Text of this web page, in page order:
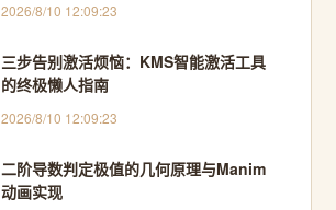
2026/8/10 12:09:23
三步告别激活烦恼：KMS智能激活工具
的终极懒人指南
2026/8/10 12:09:23
二阶导数判定极值的几何原理与Manim
动画实现